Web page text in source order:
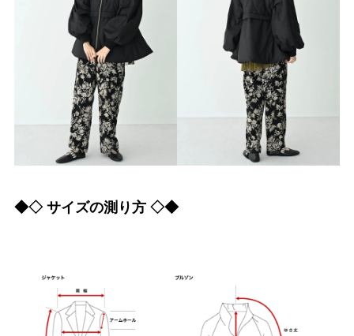
◆◇ サイズの測り方 ◇◆